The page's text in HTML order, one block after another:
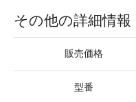
その他の詳細情報
販売価格
型番